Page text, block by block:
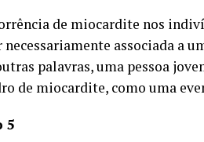
de miocardite nos
necessariamente associada a
palavras, uma pessoa
de miocardite, como uma
5